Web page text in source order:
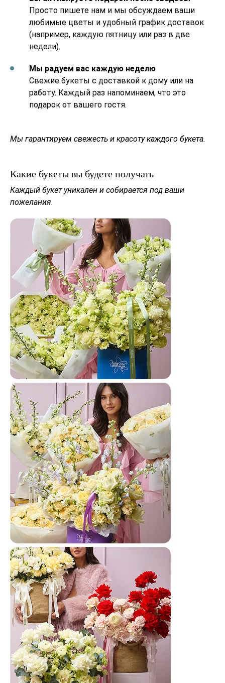
Просто пишете нам и мы обсуждаем ваши
любимые цветы и удобный график доставок
(например, каждую пятницу или раз в две
недели).
Мы радуем вас каждую неделю
Свежие букеты с доставкой к дому или на
работу. Каждый раз напоминаем, что это
подарок от вашего гостя.
Мы гарантируем свежесть и красоту каждого букета.
Какие букеты вы будете получать
Каждый букет уникален и собирается под ваши
пожелания.